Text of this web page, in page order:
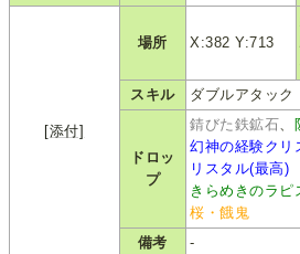
[添付]
場所 X:382 Y:713
スキル
ダブルアタック
ドロッ
プ
錆びた鉄鉱石
幻神の経験クリ
リスタル(最高)
きらめきのラピ
桜・餓鬼
備考
-